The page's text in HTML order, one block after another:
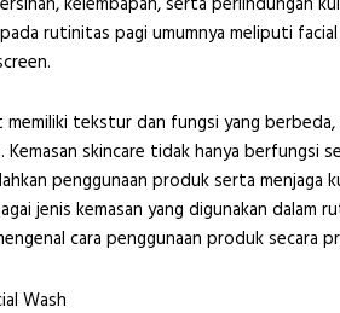
rutinitas pagi umumnya meliputi
tekstur dan fungsi yang berbeda,
Kemasan skincare tidak hanya berfungsi
penggunaan produk serta menjaga
jenis kemasan yang digunakan dalam
cara penggunaan produk secara
Wash